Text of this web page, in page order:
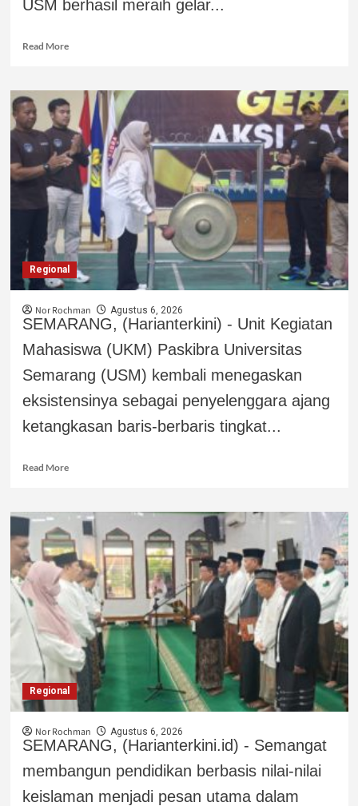
USM berhasil meraih gelar...
Read More
Regional
Nor Rochman Agustus 6, 2026
SEMARANG, (Harianterkini) - Unit Kegiatan
Mahasiswa (UKM) Paskibra Universitas
Semarang (USM) kembali menegaskan
eksistensinya sebagai penyelenggara ajang
ketangkasan baris-berbaris tingkat...
Read More
Regional
Nor Rochman Agustus 6, 2026
SEMARANG, (Harianterkini.id) - Semangat
membangun pendidikan berbasis nilai-nilai
keislaman menjadi pesan utama dalam